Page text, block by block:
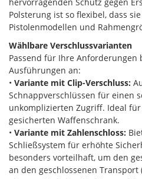
Polsterung ist so flexibel, dass
Pistolenmodellen und
Wählbare Verschlussvarianten
Passend für Ihre
Ausführungen an:
• Variante mit Clip-Verschluss:
Schnappverschlüssen für einen
unkomplizierten Zugriff. Ideal
gesicherten Waffenschrank.
• Variante mit Zahlenschloss:
Schließsystem für erhöhte
besonders vorteilhaft, um den
an den geschlossenen Transport